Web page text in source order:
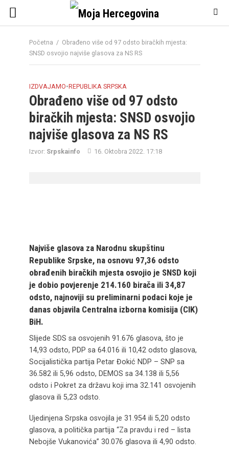
Početna / Obrađeno više od 97 odsto biračkih mjesta:
SNSD osvojio najviše glasova za NS RS
IZDVAJAMO•REPUBLIKA SRPSKA
Obrađeno više od 97 odsto
biračkih mjesta: SNSD osvojio
najviše glasova za NS RS
Izvor: Srpskainfo 16. Oktobra 2022. 17:18
Najviše glasova za Narodnu skupštinu
Republike Srpske, na osnovu 97,36 odsto
obrađenih biračkih mjesta osvojio je SNSD koji
je dobio povjerenje 214.160 birača ili 34,87
odsto, najnoviji su preliminarni podaci koje je
danas objavila Centralna izborna komisija (CIK)
BiH.
Slijede SDS sa osvojenih 91.676 glasova, što je
14,93 odsto, PDP sa 64.016 ili 10,42 odsto glasova,
Socijalistička partija Petar Đokić NDP – SNP sa
36.582 ili 5,96 odsto, DEMOS sa 34.138 ili 5,56
odsto i Pokret za državu koji ima 32.141 osvojenih
glasova ili 5,23 odsto.
Ujedinjena Srpska osvojila je 31.954 ili 5,20 odsto
glasova, a politička partija “Za pravdu i red – lista
Nebojše Vukanovića” 30.076 glasova ili 4,90 odsto.